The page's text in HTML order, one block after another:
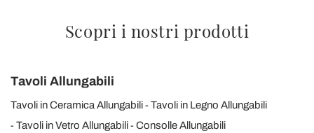
Scopri i nostri prodotti
Tavoli Allungabili
Tavoli in Ceramica Allungabili
Tavoli in Legno Allungabili
Tavoli in Vetro Allungabili
Consolle Allungabili